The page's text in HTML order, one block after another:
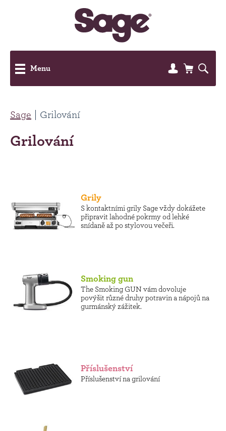
Menu
Sage Grilování
Grilování
Grily
S kontaktními grily Sage vždy dokážete
připravit lahodné pokrmy od lehké
snídaně až po stylovou večeři.
Smoking gun
The Smoking GUN vám dovoluje
povýšit různé druhy potravin a nápojů na
gurmánský zážitek.
Příslušenství
Příslušenství na grilování